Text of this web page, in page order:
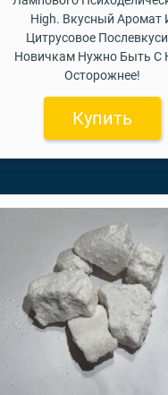
High. Вкусный Аромат
Цитрусовое
Новичкам Нужно Быть С
Осторожнее!
Купить